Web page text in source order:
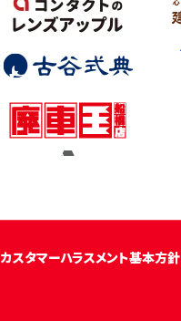
カスタマーハラスメント基本方針